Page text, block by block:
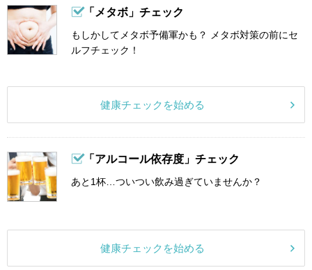
「メタボ」チェック
もしかしてメタボ予備軍かも？ メタボ対策の前にセ
ルフチェック！
健康チェックを始める
「アルコール依存度」チェック
あと1杯…ついつい飲み過ぎていませんか？
健康チェックを始める